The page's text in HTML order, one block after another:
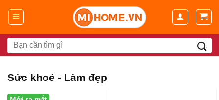
đến
dungSearch
for:
Sức khoẻ - Làm đẹp